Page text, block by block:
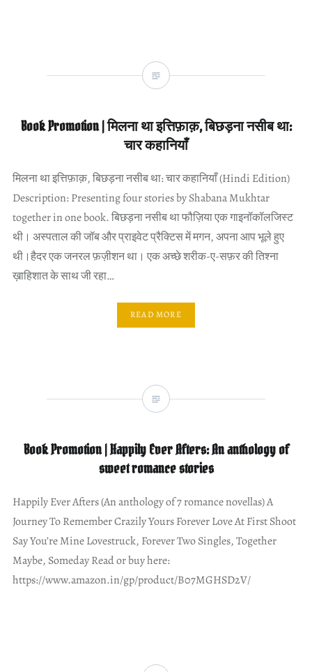
Book Promotion | मिलना था इत्तिफ़ाक़, बिछड़ना नसीब था:
चार कहानियाँ
मिलना था इत्तिफ़ाक़, बिछड़ना नसीब था: चार कहानियाँ (Hindi Edition)
Description: Presenting four stories by Shabana Mukhtar
together in one book. बिछड़ना नसीब था फौज़िया एक गाइनॉकॉलजिस्ट
थी। अस्पताल की जॉब और प्राइवेट प्रैक्टिस में मगन, अपना आप भूले हुए
थी।हैदर एक जनरल फ़ज़ीशन था। एक अच्छे शरीक-ए-सफ़र की तिश्ना
ख़ाहिशात के साथ जी रहा…
READ MORE
Book Promotion | Happily Ever Afters: An anthology of
sweet romance stories
Happily Ever Afters (An anthology of 7 romance novellas) A
Journey To Remember Crazily Yours Forever Love At First Shoot
Say You’re Mine Lovestruck, Forever Two Singles, Together
Maybe, Someday Read or buy here:
https://www.amazon.in/gp/product/B07MGHSD2V/